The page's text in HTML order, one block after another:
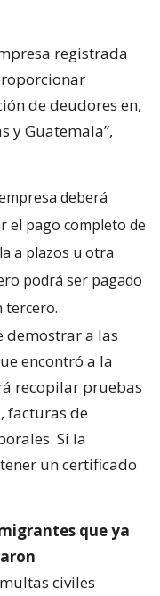
registrada
de deudores en,
y Guatemala”,
deberá
el pago completo de
a plazos u otra
podrá ser pagado
tercero.
demostrar a las
encontró a la
recopilar pruebas
facturas de
Si la
un certificado
que ya
civiles